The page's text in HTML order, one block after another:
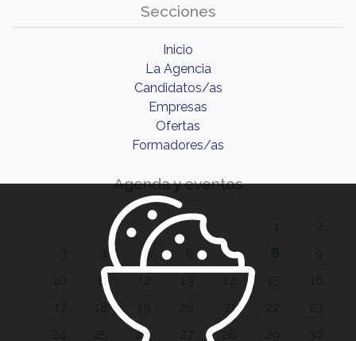
Secciones
Inicio
La Agencia
Candidatos/as
Empresas
Ofertas
Formadores/as
Agenda y eventos
5 7 8
11
21
26 28